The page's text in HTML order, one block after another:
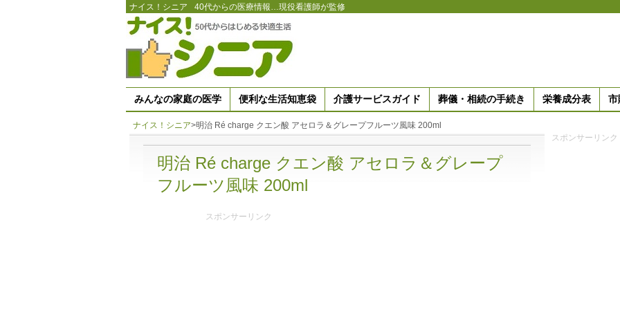
ナイス！シニア 40代からの医療情報…現役看護師が監修
みんなの家庭の医学 便利な生活知恵袋 介護サービスガイド 葬儀・相続の手続き 栄養成分表 市
ナイス！シニア>明治 Ré charge クエン酸 アセロラ＆グレープフルーツ風味 200ml
明治 Ré charge クエン酸 アセロラ＆グレープ
フルーツ風味 200ml
スポンサーリンク
スポンサーリンク